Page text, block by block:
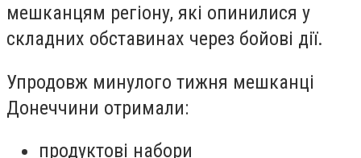
мешканцям регіону, які опинилися у
складних обставинах через бойові дії.
Упродовж минулого тижня мешканці
Донеччини отримали:
продуктові набори